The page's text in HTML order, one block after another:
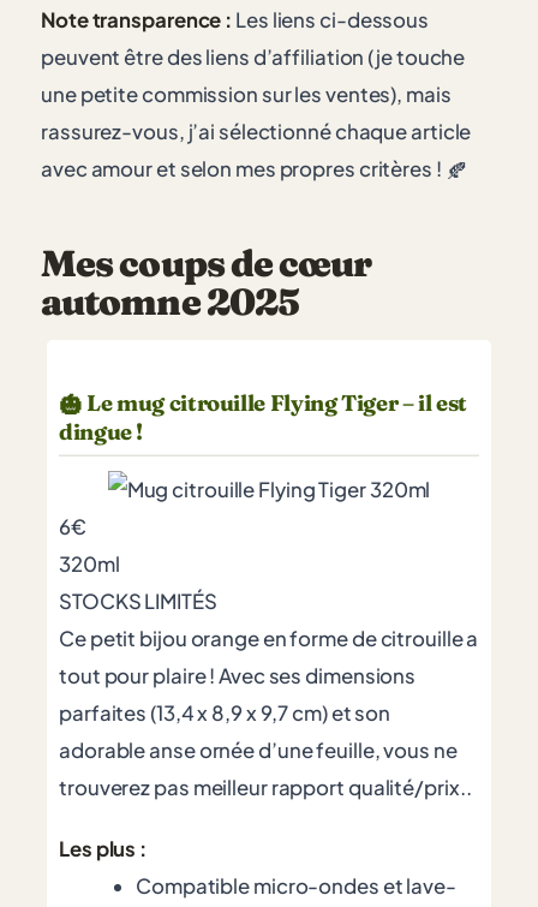
Note transparence : Les liens ci-dessous
peuvent être des liens d’affiliation (je touche
une petite commission sur les ventes), mais
rassurez-vous, j’ai sélectionné chaque article
avec amour et selon mes propres critères ! 🍂
Mes coups de cœur
automne 2025
🎃 Le mug citrouille Flying Tiger – il est
dingue !
6€
320ml
STOCKS LIMITÉS
Ce petit bijou orange en forme de citrouille a
tout pour plaire ! Avec ses dimensions
parfaites (13,4 x 8,9 x 9,7 cm) et son
adorable anse ornée d’une feuille, vous ne
trouverez pas meilleur rapport qualité/prix..
Les plus :
Compatible micro-ondes et lave-